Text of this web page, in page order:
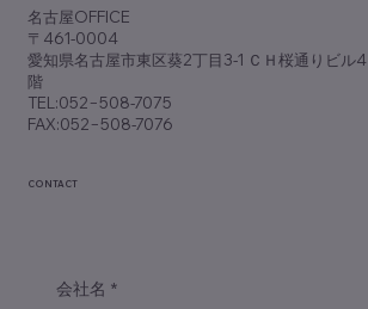
​名古屋OFFICE
〒461-0004
愛知県名古屋市東区葵2丁目3-1 ＣＨ桜通りビル4
階
TEL:052−508-7075
FAX:052−508-7076
会社名 *
CONTACT